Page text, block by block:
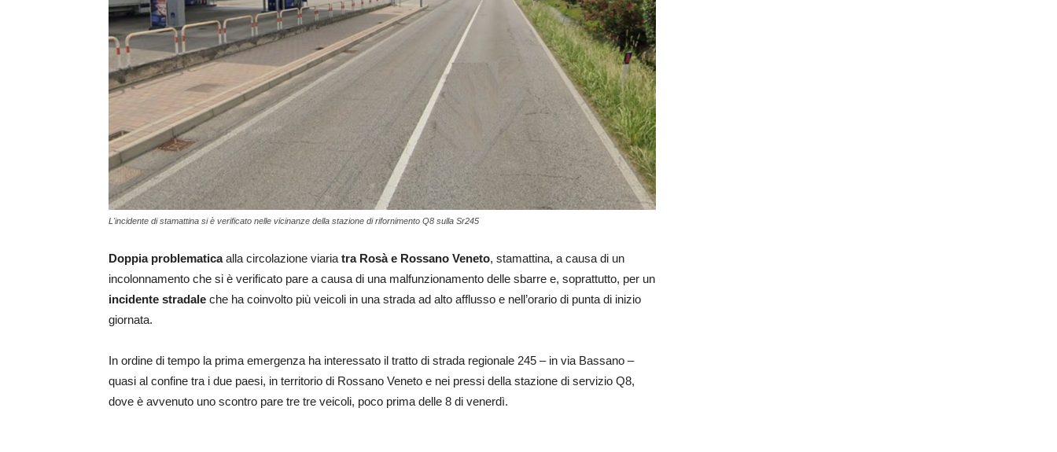
L'incidente di stamattina si è verificato nelle vicinanze della stazione di rifornimento Q8 sulla Sr245
Doppia problematicaalla circolazione viaria tra Rosà e Rossano Veneto, stamattina, a causa di un
incolonnamento che si è verificato pare a causa di una malfunzionamento delle sbarre e, soprattutto, per un
incidente stradale che ha coinvolto più veicoli in una strada ad alto afflusso e nell’orario di punta di inizio
giornata.
In ordine di tempo la prima emergenza ha interessato il tratto di strada regionale 245 – in via Bassano –
quasi al confine tra i due paesi, in territorio di Rossano Veneto e nei pressi della stazione di servizio Q8,
dove è avvenuto uno scontro pare tre tre veicoli, poco prima delle 8 di venerdì.